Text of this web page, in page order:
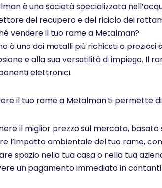
è una società specializzata
del recupero e del riciclo dei
vendere il tuo rame a Metalman?
è uno dei metalli più richiesti e
e alla sua versatilità di impiego. Il
elettronici.
il tuo rame a Metalman ti permette di:
il miglior prezzo sul mercato, basato
l’impatto ambientale del tuo rame,
spazio nella tua casa o nella tua
un pagamento immediato in